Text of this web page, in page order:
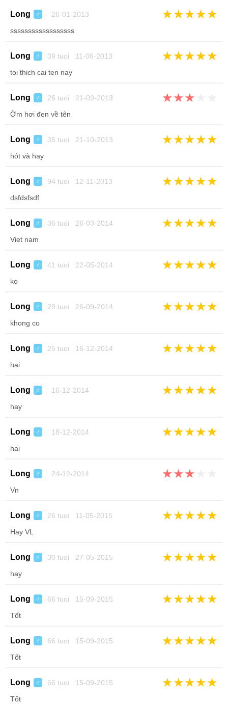
Long ♂ 26-01-2013 ★★★★★
ssssssssssssssssss
Long ♂ 39 tuoi 11-06-2013 ★★★★★
toi thich cai ten nay
Long ♂ 26 tuoi 21-09-2013 ★★★
Ờm hơi đen về tên
Long ♂ 35 tuoi 21-10-2013 ★★★★★
hót và hay
Long ♂ 94 tuoi 12-11-2013 ★★★★★
dsfdsfsdf
Long ♂ 36 tuoi 26-03-2014 ★★★★★
Viet nam
Long ♂ 41 tuoi 22-05-2014 ★★★★★
ko
Long ♂ 29 tuoi 26-09-2014 ★★★★★
khong co
Long ♂ 25 tuoi 16-12-2014 ★★★★★
hai
Long ♂ 16-12-2014 ★★★★★
hay
Long ♂ 18-12-2014 ★★★★★
hai
Long ♂ 24-12-2014 ★★★
Vn
Long ♂ 26 tuoi 11-05-2015 ★★★★★
Hay VL
Long ♂ 30 tuoi 27-05-2015 ★★★★★
hay
Long ♂ 66 tuoi 15-09-2015 ★★★★★
Tốt
Long ♂ 66 tuoi 15-09-2015 ★★★★★
Tốt
Long ♂ 66 tuoi 15-09-2015 ★★★★★
Tốt